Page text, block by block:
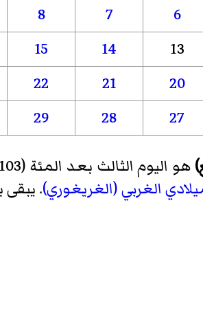
6
7
8
13
14
15
20
21
22
27
28
29
الغربي (الغريغوري)